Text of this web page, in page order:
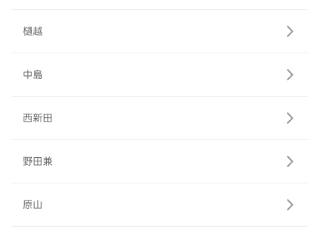
樋越
中島
西新田
野田兼
原山